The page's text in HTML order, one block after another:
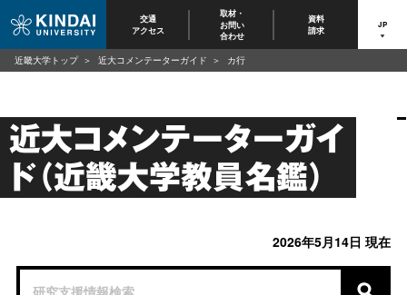
交通
アクセス
取材・
お問い
合わせ
資料
請求
JP
近大コメンテーターガイ
ド（近畿大学教員名鑑）
2026年5月14日 現在
近畿大学トップ 近大コメンテーターガイド カ行